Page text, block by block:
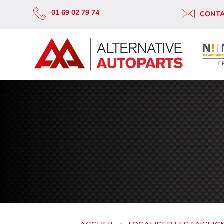
01 69 02 79 74